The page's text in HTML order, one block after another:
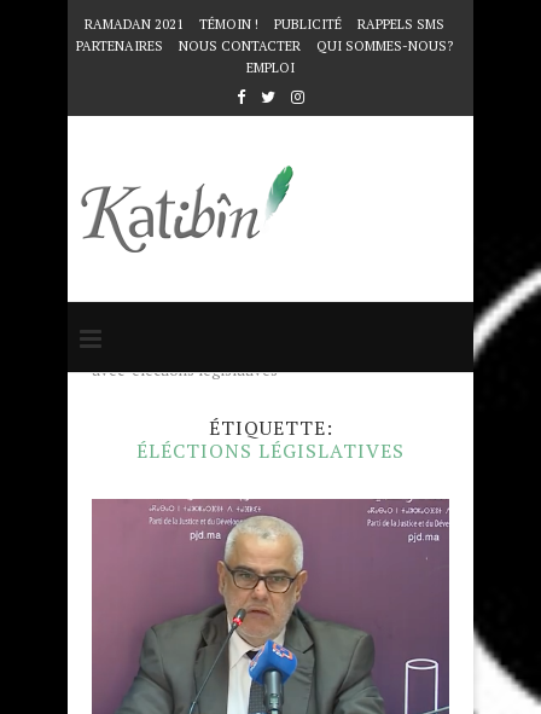
RAMADAN 2021 TÉMOIN ! PUBLICITÉ
RAPPELS SMS
PARTENAIRES
NOUS CONTACTER
QUI SOMMES-NOUS?
EMPLOI
Accueil
avec "éléctions législatives"
ÉTIQUETTE:
ÉLÉCTIONS LÉGISLATIVES